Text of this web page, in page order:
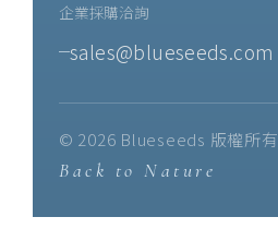
企業採購洽詢
sales@blueseeds.com
© 2026 Blueseeds 版權所有
Back to Nature